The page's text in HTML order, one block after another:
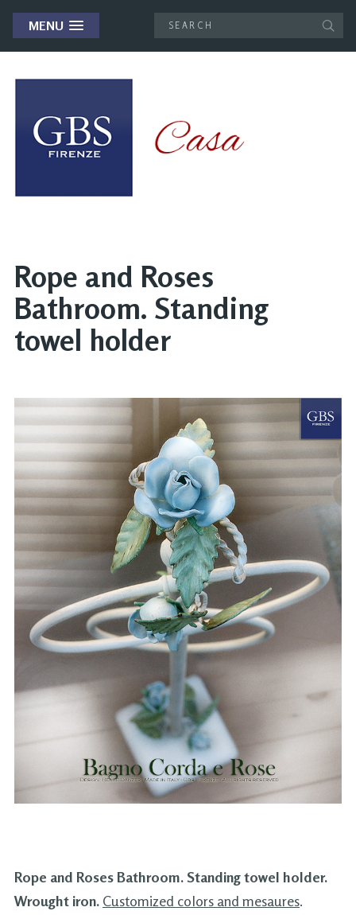
MENU
Rope and Roses
Bathroom. Standing
towel holder
Rope and Roses Bathroom. Standing towel holder.
Wrought iron. Customized colors and mesaures.